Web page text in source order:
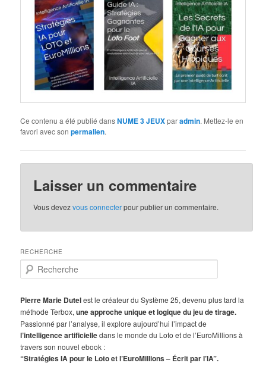
Ce contenu a été publié dansNUME 3 JEUXparadmin. Mettez-le en
favori avec sonpermalien.
Laisser un commentaire
Vous devezvous connecterpour publier un commentaire.
RECHERCHE
e
h
e
r
c
h
e
Pierre Marie Dutelest le créateur du Système 25, devenu plus tard la
méthode Terbox,une approche unique et logique du jeu de tirage.
Passionné par l’analyse, il explore aujourd’hui l’impact de
l’intelligence artificielledans le monde du Loto et de l’EuroMillions à
travers son nouvel ebook :
“Stratégies IA pour le Loto et l’EuroMillions – Écrit par l’IA”.